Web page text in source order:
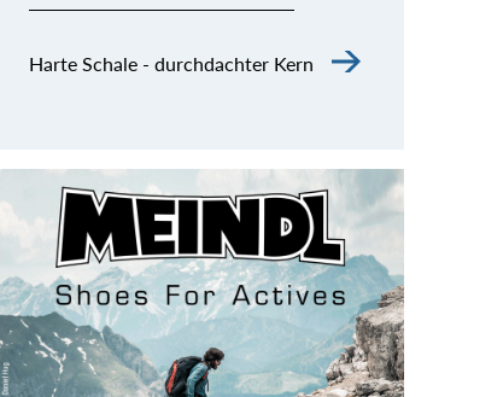
Harte Schale - durchdachter Kern